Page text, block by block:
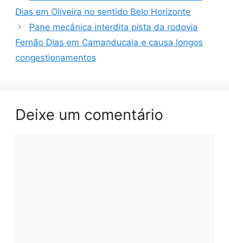
Dias em Oliveira no sentido Belo Horizonte
Pane mecânica interdita pista da rodovia
Fernão Dias em Camanducaia e causa longos
congestionamentos
Deixe um comentário